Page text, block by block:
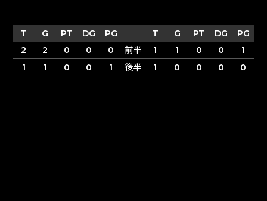
T G PT DG PG T G PT DG
PG
2
2 0 0 0 前半 1 1 0 0
1
1
1 0 0 1 後半 1 0 0 0 0